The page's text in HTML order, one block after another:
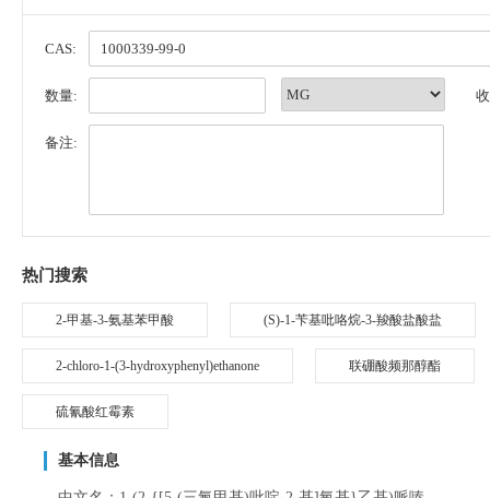
CAS:
数量:
备注:
热门搜索
2-甲基-3-氨基苯甲酸 (S)-1-苄基吡咯烷-3-羧酸盐酸盐
2-chloro-1-(3-hydroxyphenyl)ethanone 联硼酸频那醇酯
硫氰酸红霉素
基本信息